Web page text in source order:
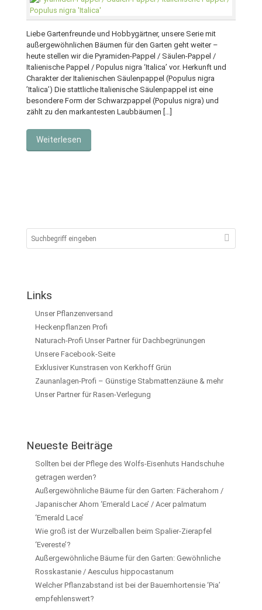
Liebe Gartenfreunde und Hobbygärtner, unsere Serie mit
außergewöhnlichen Bäumen für den Garten geht weiter –
heute stellen wir die Pyramiden-Pappel / Säulen-Pappel /
Italienische Pappel / Populus nigra ‘Italica’ vor. Herkunft und
Charakter der Italienischen Säulenpappel (Populus nigra
’Italica’) Die stattliche Italienische Säulenpappel ist eine
besondere Form der Schwarzpappel (Populus nigra) und
zählt zu den markantesten Laubbäumen […]
Weiterlesen
Links
Unser Pflanzenversand
Heckenpflanzen Profi
Naturach-Profi Unser Partner für Dachbegrünungen
Unsere Facebook-Seite
Exklusiver Kunstrasen von Kerkhoff Grün
Zaunanlagen-Profi – Günstige Stabmattenzäune & mehr
Unser Partner für Rasen-Verlegung
Neueste Beiträge
Sollten bei der Pflege des Wolfs-Eisenhuts Handschuhe
getragen werden?
Außergewöhnliche Bäume für den Garten: Fächerahorn /
Japanischer Ahorn ‘Emerald Lace’ / Acer palmatum
‘Emerald Lace’
Wie groß ist der Wurzelballen beim Spalier-Zierapfel
‘Evereste’?
Außergewöhnliche Bäume für den Garten: Gewöhnliche
Rosskastanie / Aesculus hippocastanum
Welcher Pflanzabstand ist bei der Bauernhortensie ‘Pia’
empfehlenswert?